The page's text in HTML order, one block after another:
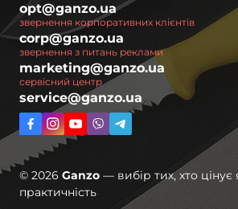
opt@ganzo.ua
звернення корпоративних клієнтів
corp@ganzo.ua
звернення з питань реклами
marketing@ganzo.ua
сервісний центр
service@ganzo.ua
© 2026 Ganzo — вибір тих, хто цінує
практичність